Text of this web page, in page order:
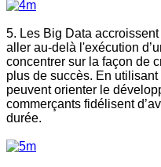
5. Les Big Data
aller au-delà l'exécution
concentrer sur la façon de
plus de succès. En
peuvent orienter le
commerçants fidélisent
durée.